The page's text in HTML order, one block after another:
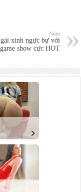
Next
xinh ngực bự với
game show cực HOT